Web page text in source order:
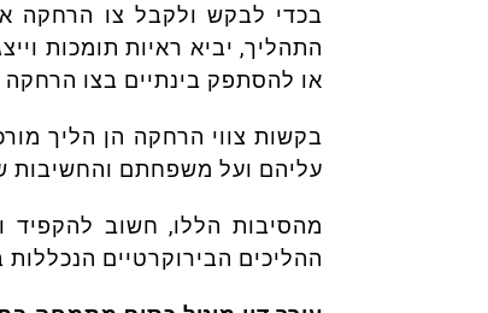
בכדי לבקש ולקבל צו הרחקה
התהליך, יביא ראיות תומכות
או להסתפק בינתיים בצו הרחקה
בקשות צווי הרחקה הן הליך
עליהם ועל משפחתם והחשיבות
מהסיבות הללו, חשוב להקפיד
ההליכים הבירוקרטיים